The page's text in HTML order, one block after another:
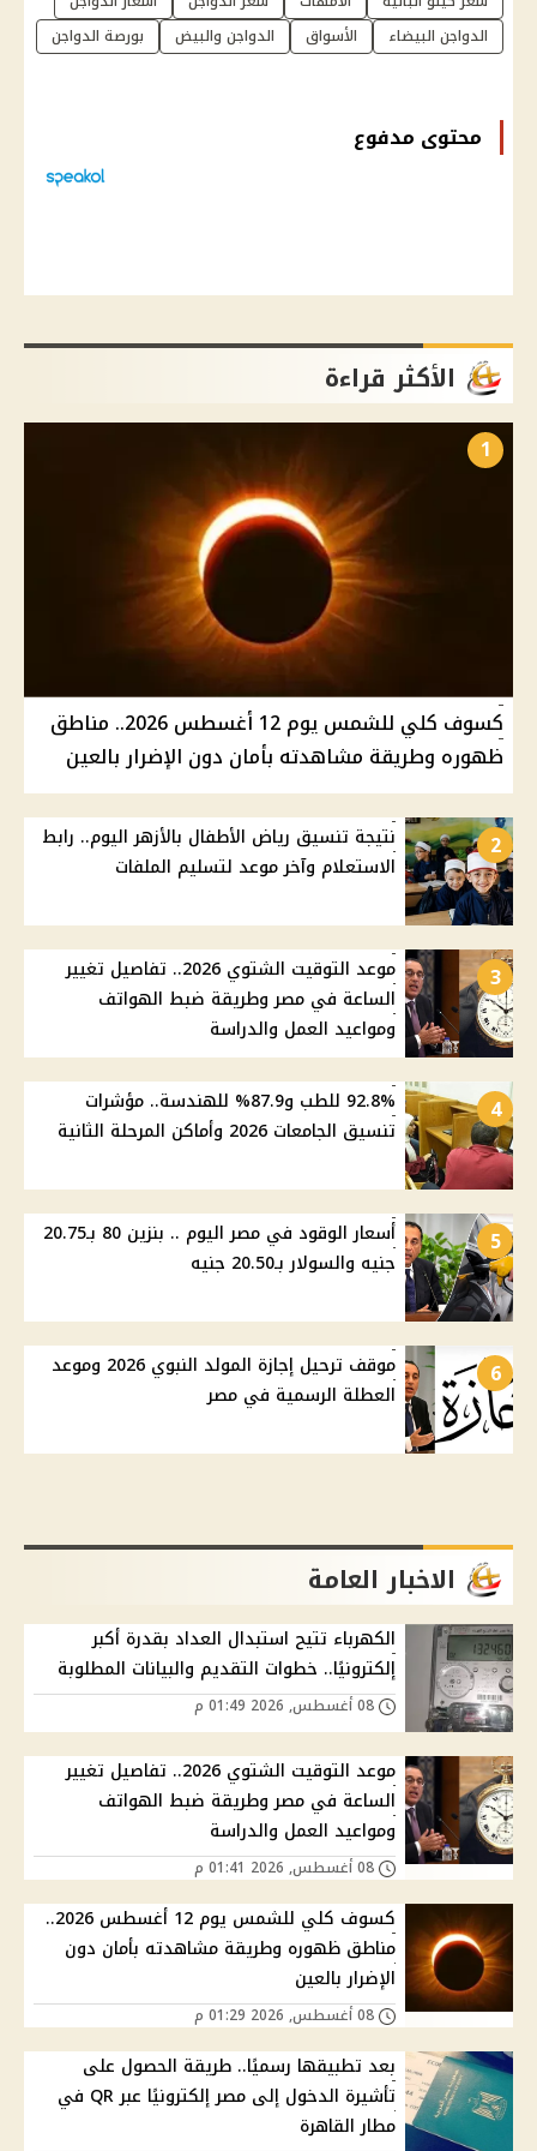
الدواجن البيضاء
الأسواق الدواجن والبيض بورصة الدواجن
محتوى مدفوع
الأكثر قراءة
1
كسوف كلي للشمس يوم 12 أغسطس 2026.. مناطق
ظهوره وطريقة مشاهدته بأمان دون الإضرار بالعين
2
نتيجة تنسيق رياض الأطفال بالأزهر اليوم.. رابط
الاستعلام وآخر موعد لتسليم الملفات
3
موعد التوقيت الشتوي 2026.. تفاصيل تغيير
الساعة في مصر وطريقة ضبط الهواتف
ومواعيد العمل والدراسة
4
92.8% للطب و87.9% للهندسة.. مؤشرات
تنسيق الجامعات 2026 وأماكن المرحلة الثانية
5
أسعار الوقود في مصر اليوم .. بنزين 80 بـ20.75
جنيه والسولار بـ20.50 جنيه
6
موقف ترحيل إجازة المولد النبوي 2026 وموعد
العطلة الرسمية في مصر
الاخبار العامة
الكهرباء تتيح استبدال العداد بقدرة أكبر
إلكترونيًا.. خطوات التقديم والبيانات المطلوبة
موعد التوقيت الشتوي 2026.. تفاصيل تغيير
الساعة في مصر وطريقة ضبط الهواتف
ومواعيد العمل والدراسة
كسوف كلي للشمس يوم 12 أغسطس 2026..
مناطق ظهوره وطريقة مشاهدته بأمان دون
الإضرار بالعين
بعد تطبيقها رسميًا.. طريقة الحصول على
تأشيرة الدخول إلى مصر إلكترونيًا عبر QR في
مطار القاهرة